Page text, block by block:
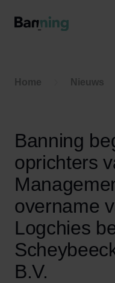
Home Nieuws
Banning
oprichters
overname
Logchies
B.V.